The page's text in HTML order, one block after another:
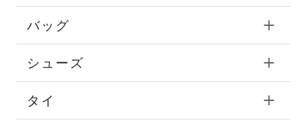
バッグ
シューズ
タイ